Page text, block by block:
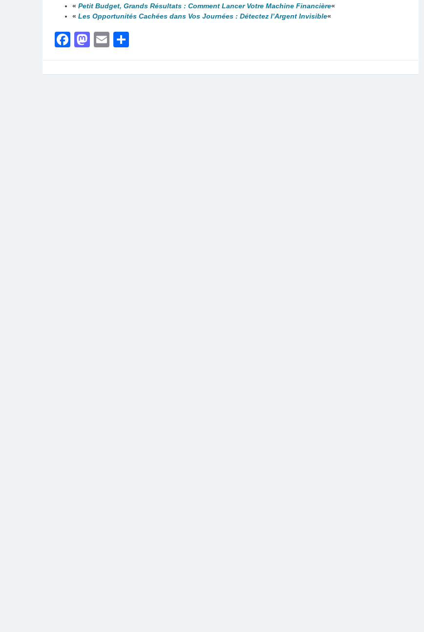
« Petit Budget, Grands Résultats : Comment Lancer Votre Machine Financière«
« Les Opportunités Cachées dans Vos Journées : Détectez l’Argent Invisible«
Facebook
Mastodon
Email